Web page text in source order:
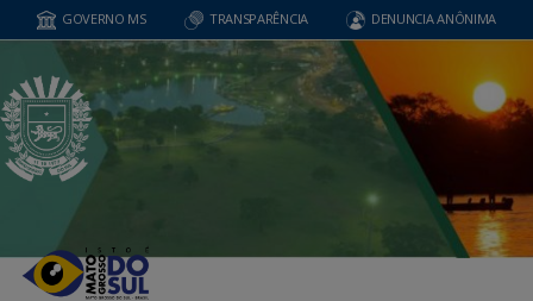
GOVERNO MS TRANSPARÊNCIA DENUNCIA ANÔNIMA